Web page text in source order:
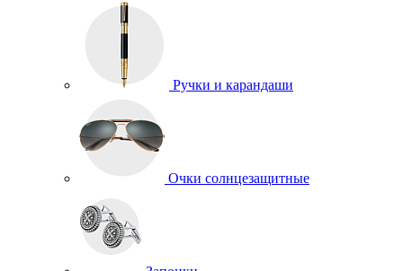
Ручки и карандаши
Очки солнцезащитные